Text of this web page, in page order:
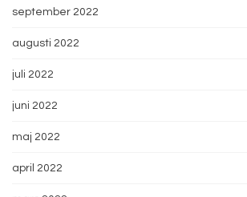
september 2022
augusti 2022
juli 2022
juni 2022
maj 2022
april 2022